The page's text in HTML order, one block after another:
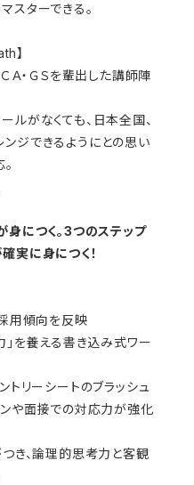
スターできる。
】
・ＧＳを輩出した講師陣
ルがなくても、日本全国、
ジできるようにとの思い
身につく。3つのステップ
実に身につく！
用傾向を反映
」を養える書き込み式ワー
トリーシートのブラッシュ
ンや面接での対応力が強化
つき、論理的思考力と客観